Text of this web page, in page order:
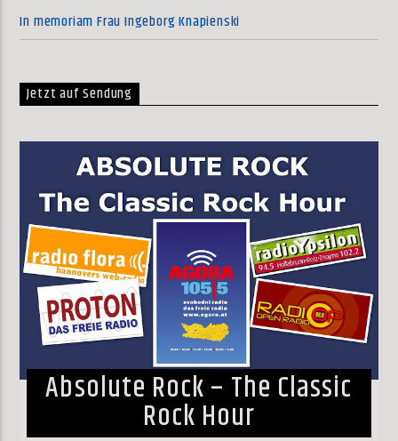
In memoriam Frau Ingeborg Knapienski
Jetzt auf Sendung
Absolute Rock – The Classic
Rock Hour